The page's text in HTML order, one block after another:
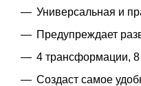
Универсальная и
Предупреждает
4 трансформации, 8
Создаст самое